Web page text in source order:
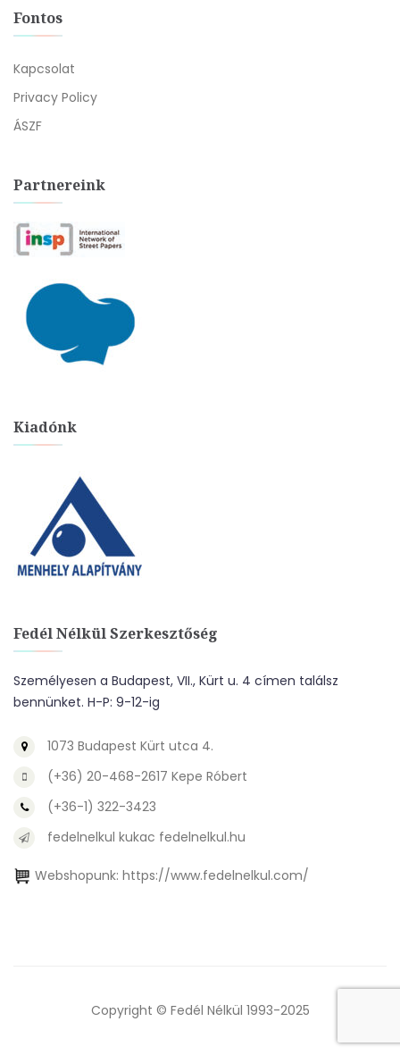
Fontos
Kapcsolat
Privacy Policy
ÁSZF
Partnereink
Kiadónk
Fedél Nélkül Szerkesztőség
Személyesen a Budapest, VII., Kürt u. 4 címen találsz
bennünket. H-P: 9-12-ig
1073 Budapest Kürt utca 4.
(+36) 20-468-2617 Kepe Róbert
(+36-1) 322-3423
fedelnelkul kukac fedelnelkul.hu
Webshopunk: https://www.fedelnelkul.com/
Copyright © Fedél Nélkül 1993-2025